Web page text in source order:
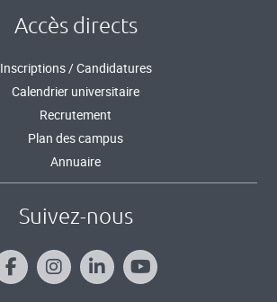
Accès directs
Inscriptions / Candidatures
Calendrier universitaire
Recrutement
Plan des campus
Annuaire
Suivez-nous